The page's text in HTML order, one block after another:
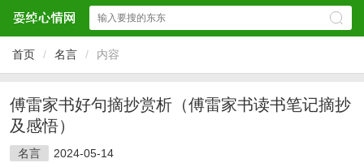
首页 / 名言 / 内容
傅雷家书好句摘抄赏析（傅雷家书读书笔记摘抄
及感悟）
名言 2024-05-14